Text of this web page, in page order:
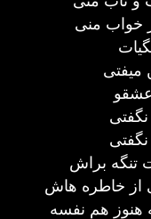
خواب منی
میفتی
تنگه براش
از خاطره هاش
هنوز هم نفسه